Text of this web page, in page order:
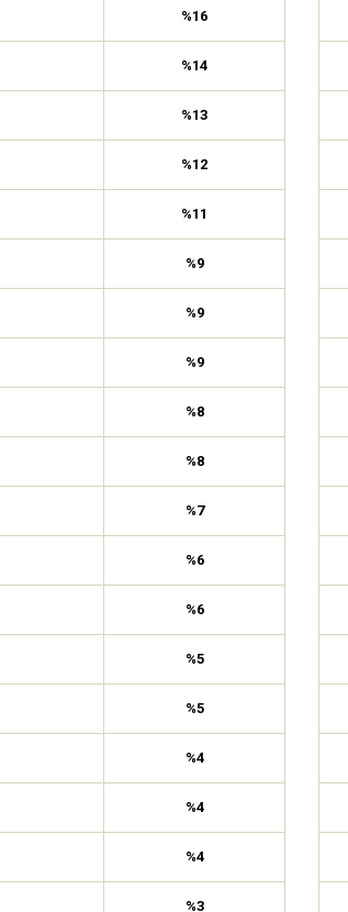
%16
%14
%13
%12
%11
%9
%9
%9
%8
%8
%7
%6
%6
%5
%5
%4
%4
%4
%3